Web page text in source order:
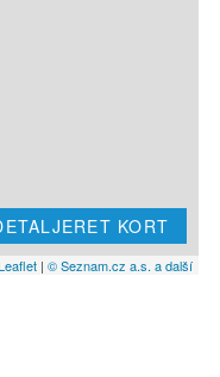
KORT
| © Seznam.cz a.s. a další